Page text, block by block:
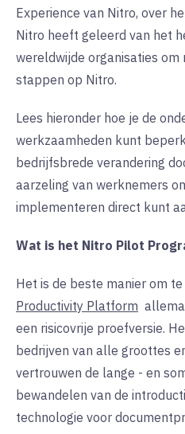
Experience van Nitro, over
Nitro heeft geleerd van het
wereldwijde organisaties om
stappen op Nitro.
Lees hieronder hoe je de
werkzaamheden kunt
bedrijfsbrede verandering
aarzeling van werknemers
implementeren direct kunt
Wat is het Nitro Pilot
Het is de beste manier om
Productivity Platform
een risicovrije proefversie.
bedrijven van alle groottes
vertrouwen de lange - en
bewandelen van de
technologie voor